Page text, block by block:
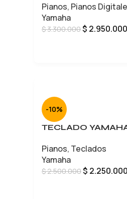
Pianos, Pianos
Yamaha
$3.300.000$ 2.950.000
-10%
TECLADO
Pianos, Teclados
Yamaha
$2.500.000$ 2.250.000